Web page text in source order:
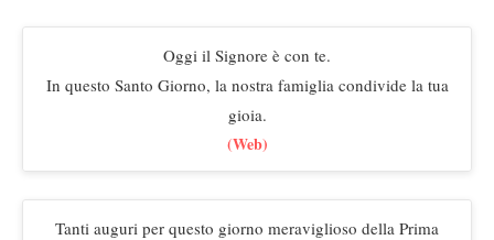
Oggi il Signore è con te.
In questo Santo Giorno, la nostra famiglia condivide la tua
gioia.
(Web)
Tanti auguri per questo giorno meraviglioso della Prima